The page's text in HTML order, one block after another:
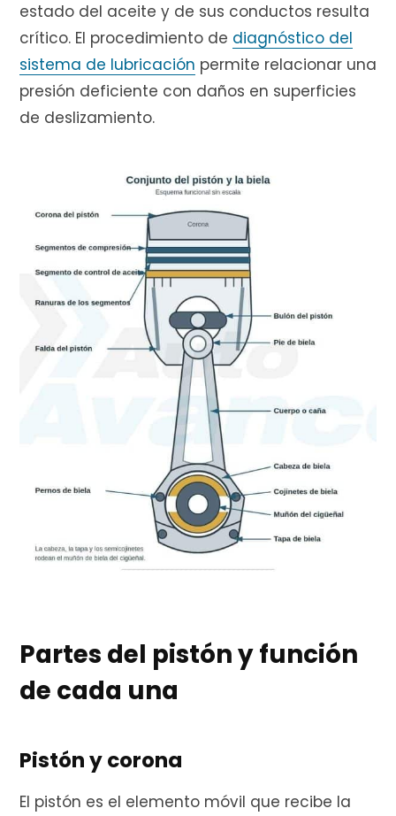
estado del aceite y de sus conductos resulta
crítico. El procedimiento de diagnóstico del
sistema de lubricación permite relacionar una
presión deficiente con daños en superficies
de deslizamiento.
Partes del pistón y función
de cada una
Pistón y corona
El pistón es el elemento móvil que recibe la